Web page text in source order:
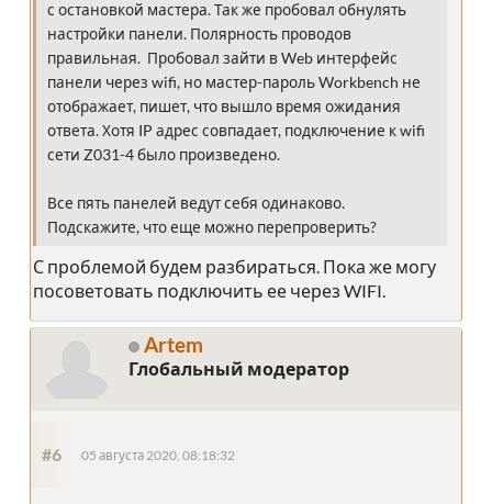
с остановкой мастера. Так же пробовал обнулять
настройки панели. Полярность проводов
правильная. Пробовал зайти в Web интерфейс
панели через wifi, но мастер-пароль Workbench не
отображает, пишет, что вышло время ожидания
ответа. Хотя IP адрес совпадает, подключение к wifi
сети Z031-4 было произведено.
Все пять панелей ведут себя одинаково.
Подскажите, что еще можно перепроверить?
С проблемой будем разбираться. Пока же могу
посоветовать подключить ее через WIFI.
Artem
Глобальный модератор
#6 05 августа 2020, 08:18:32